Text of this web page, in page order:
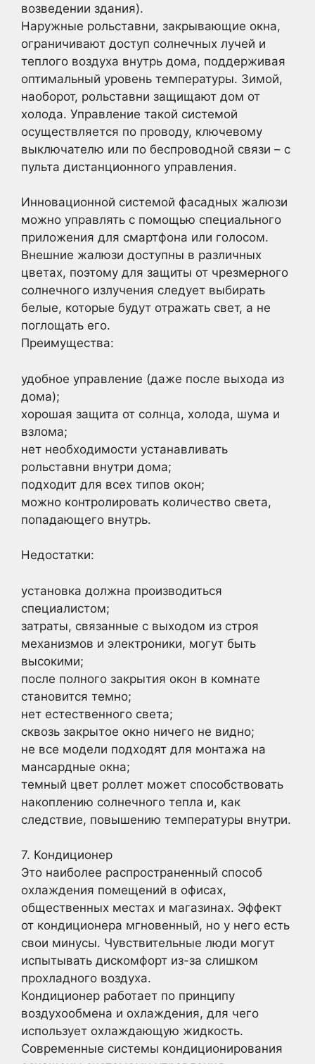
возведении здания).
Наружные рольставни, закрывающие окна,
ограничивают доступ солнечных лучей и
теплого воздуха внутрь дома, поддерживая
оптимальный уровень температуры. Зимой,
наоборот, рольставни защищают дом от
холода. Управление такой системой
осуществляется по проводу, ключевому
выключателю или по беспроводной связи – с
пульта дистанционного управления.
Инновационной системой фасадных жалюзи
можно управлять с помощью специального
приложения для смартфона или голосом.
Внешние жалюзи доступны в различных
цветах, поэтому для защиты от чрезмерного
солнечного излучения следует выбирать
белые, которые будут отражать свет, а не
поглощать его.
Преимущества:
удобное управление (даже после выхода из
дома);
хорошая защита от солнца, холода, шума и
взлома;
нет необходимости устанавливать
рольставни внутри дома;
подходит для всех типов окон;
можно контролировать количество света,
попадающего внутрь.
Недостатки:
установка должна производиться
специалистом;
затраты, связанные с выходом из строя
механизмов и электроники, могут быть
высокими;
после полного закрытия окон в комнате
становится темно;
нет естественного света;
сквозь закрытое окно ничего не видно;
не все модели подходят для монтажа на
мансардные окна;
темный цвет роллет может способствовать
накоплению солнечного тепла и, как
следствие, повышению температуры внутри.
7. Кондиционер
Это наиболее распространенный способ
охлаждения помещений в офисах,
общественных местах и ​​магазинах. Эффект
от кондиционера мгновенный, но у него есть
свои минусы. Чувствительные люди могут
испытывать дискомфорт из-за слишком
прохладного воздуха.
Кондиционер работает по принципу
воздухообмена и охлаждения, для чего
использует охлаждающую жидкость.
Современные системы кондиционирования